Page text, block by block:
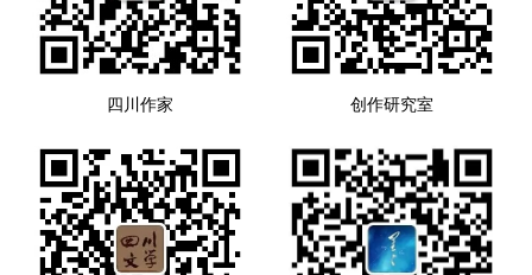
四川作家 创作研究室